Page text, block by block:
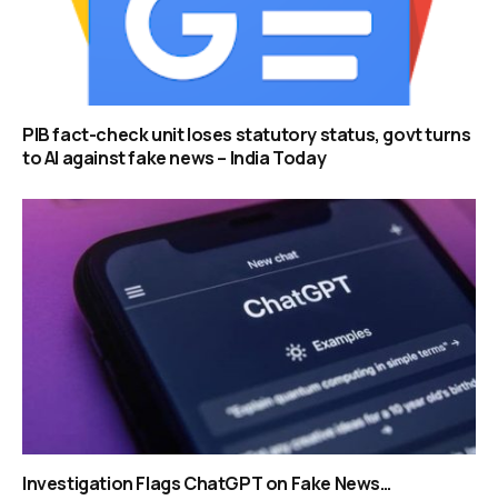
PIB fact-check unit loses statutory status, govt turns
to AI against fake news – India Today
Investigation Flags ChatGPT on Fake News…